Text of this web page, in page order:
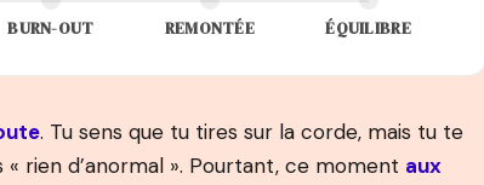
BURN-OUT REMONTÉE ÉQUILIBRE
. Tu sens que tu tires sur la corde, mais tu te
« rien d’anormal ». Pourtant, ce moment aux